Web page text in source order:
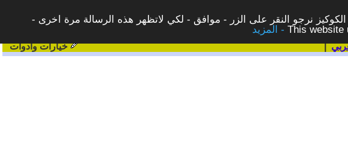
نرجو النقر على الزر - موافق - لكي لاتظهر هذه الرسالة مرة اخرى -
This website
| خيارات وادوات